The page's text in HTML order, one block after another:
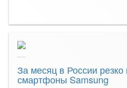
За месяц в России
смартфоны Samsung